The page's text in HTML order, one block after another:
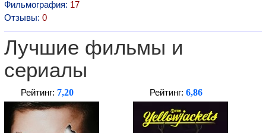
Фильмография: 17
Отзывы: 0
Лучшие фильмы и
сериалы
Рейтинг: 7,20 Рейтинг: 6,86